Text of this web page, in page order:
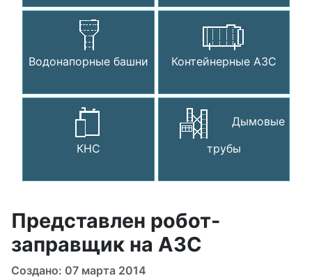
Водонапорные башни Контейнерные АЗС
КНС
Дымовые
трубы
Представлен робот-
заправщик на АЗС
Создано: 07 марта 2014